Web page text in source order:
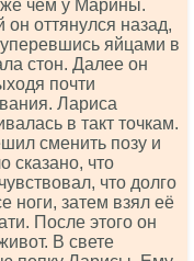
чем у Марины.
оттянулся назад,
яйцами в
стон. Далее он
почти
Лариса
в такт точкам.
сменить позу и
сказано, что
что долго
ноги, затем взял её
После этого он
В свете